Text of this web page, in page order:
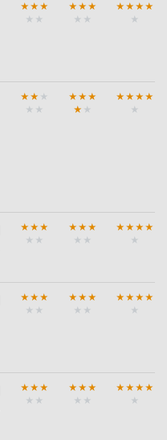
★ ★ ★
★ ★
★ ★ ★
★ ★
★ ★ ★ ★
★
★ ★ ★
★ ★
★ ★ ★
★ ★
★ ★ ★ ★
★
★ ★ ★
★ ★
★ ★ ★
★ ★
★ ★ ★ ★
★
★ ★ ★
★ ★
★ ★ ★
★ ★
★ ★ ★ ★
★
★ ★ ★
★ ★
★ ★ ★
★ ★
★ ★ ★ ★
★